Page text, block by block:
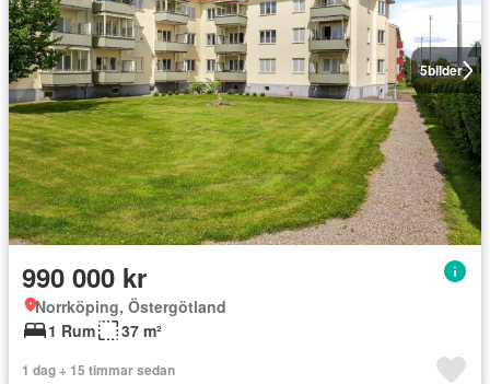
5bilder
990 000 kr
Norrköping, Östergötland
1 Rum
37 m²
1 dag + 15 timmar sedan